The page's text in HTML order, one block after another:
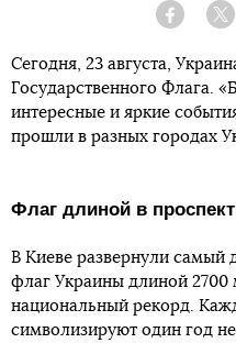
Facebook
Сегодня, 23 августа,
Государственного Флага.
интересные и яркие
прошли в разных городах
Флаг длиной в проспект
В Киеве развернули самый
флаг Украины длиной 2700
национальный рекорд.
символизируют один год